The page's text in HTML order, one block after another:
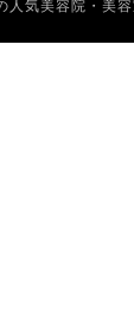
人気美容院・